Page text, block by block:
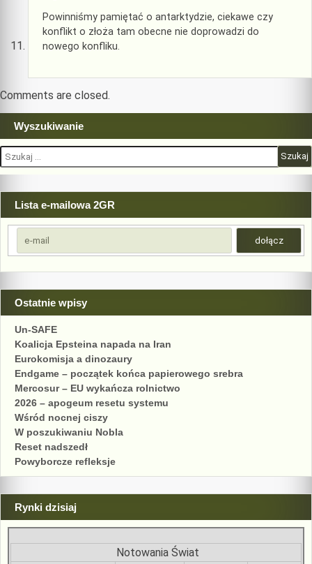
Powinniśmy pamiętać o antarktydzie, ciekawe czy
konflikt o złoża tam obecne nie doprowadzi do
nowego konfliku.
Comments are closed.
Wyszukiwanie
Szukaj:
Lista e-mailowa 2GR
Ostatnie wpisy
Un-SAFE
Koalicja Epsteina napada na Iran
Eurokomisja a dinozaury
Endgame – początek końca papierowego srebra
Mercosur – EU wykańcza rolnictwo
2026 – apogeum resetu systemu
Wśród nocnej ciszy
W poszukiwaniu Nobla
Reset nadszedł
Powyborcze refleksje
Rynki dzisiaj
Notowania Świat